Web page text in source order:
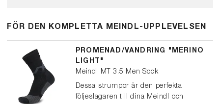
FÖR DEN KOMPLETTA MEINDL-UPPLEVELSEN
PROMENAD/VANDRING "MERINO
LIGHT"
Meindl MT 3.5 Men Sock
Dessa strumpor är den perfekta
följeslagaren till dina Meindl och